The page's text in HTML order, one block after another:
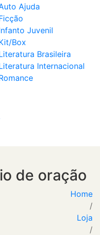
Ajuda
Juvenil
Box
Brasileira
Internacional
de oração
Home
/
Loja
/